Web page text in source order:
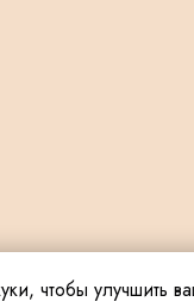
чтобы улучшить